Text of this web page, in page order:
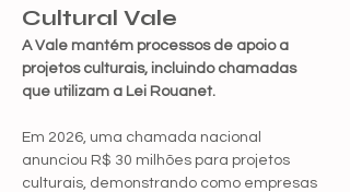
Cultural Vale
A Vale mantém processos de apoio a
projetos culturais, incluindo chamadas
que utilizam a Lei Rouanet.
Em 2026, uma chamada nacional
anunciou R$ 30 milhões para projetos
culturais, demonstrando como empresas